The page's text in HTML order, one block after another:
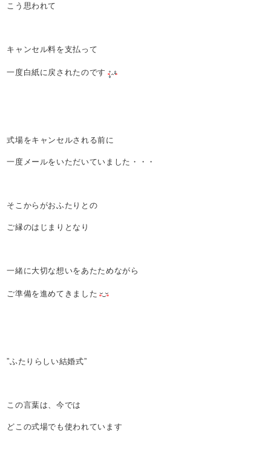
こう思われて
キャンセル料を支払って
一度白紙に戻されたのです
式場をキャンセルされる前に
一度メールをいただいていました・・・
そこからがおふたりとの
ご縁のはじまりとなり
一緒に大切な想いをあたためながら
ご準備を進めてきました
”ふたりらしい結婚式”
この言葉は、今では
どこの式場でも使われています